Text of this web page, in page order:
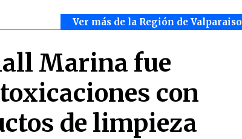
Ver más de la Región de Valparaiso
Marina fue
con
de limpieza